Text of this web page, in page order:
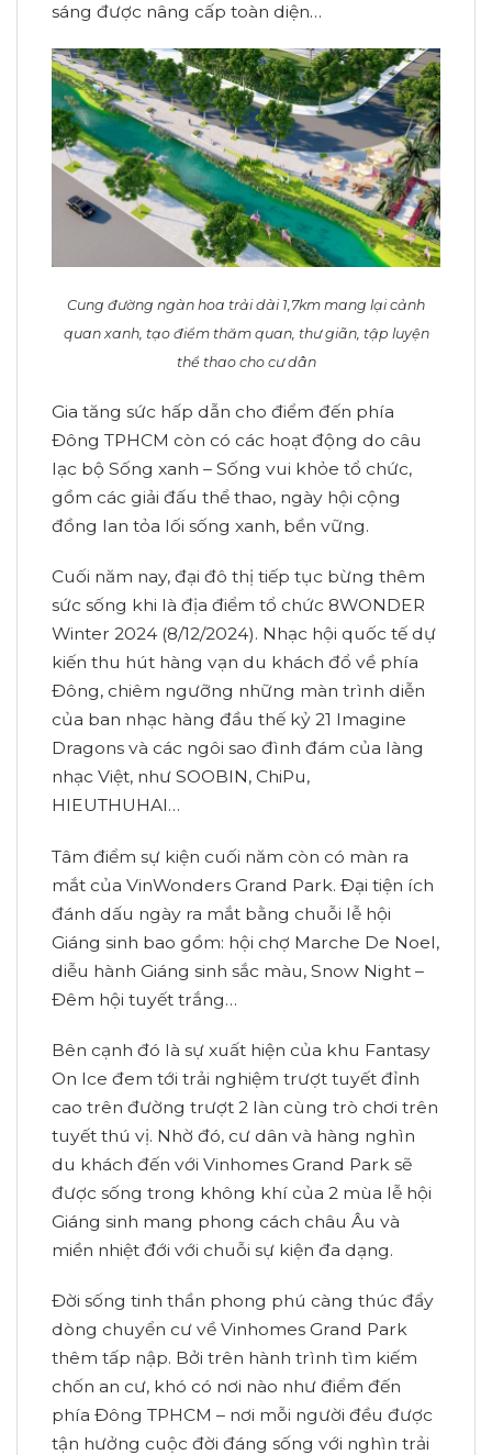
sáng được nâng cấp toàn diện…
Cung đường ngàn hoa trải dài 1,7km mang lại cảnh
quan xanh, tạo điểm thăm quan, thư giãn, tập luyện
thể thao cho cư dân
Gia tăng sức hấp dẫn cho điểm đến phía
Đông TPHCM còn có các hoạt động do câu
lạc bộ Sống xanh – Sống vui khỏe tổ chức,
gồm các giải đấu thể thao, ngày hội cộng
đồng lan tỏa lối sống xanh, bền vững.
Cuối năm nay, đại đô thị tiếp tục bừng thêm
sức sống khi là địa điểm tổ chức 8WONDER
Winter 2024 (8/12/2024). Nhạc hội quốc tế dự
kiến thu hút hàng vạn du khách đổ về phía
Đông, chiêm ngưỡng những màn trình diễn
của ban nhạc hàng đầu thế kỷ 21 Imagine
Dragons và các ngôi sao đình đám của làng
nhạc Việt, như SOOBIN, ChiPu,
HIEUTHUHAI…
Tâm điểm sự kiện cuối năm còn có màn ra
mắt của VinWonders Grand Park. Đại tiện ích
đánh dấu ngày ra mắt bằng chuỗi lễ hội
Giáng sinh bao gồm: hội chợ Marche De Noel,
diễu hành Giáng sinh sắc màu, Snow Night –
Đêm hội tuyết trắng…
Bên cạnh đó là sự xuất hiện của khu Fantasy
On Ice đem tới trải nghiệm trượt tuyết đỉnh
cao trên đường trượt 2 làn cùng trò chơi trên
tuyết thú vị. Nhờ đó, cư dân và hàng nghìn
du khách đến với Vinhomes Grand Park sẽ
được sống trong không khí của 2 mùa lễ hội
Giáng sinh mang phong cách châu Âu và
miền nhiệt đới với chuỗi sự kiện đa dạng.
Đời sống tinh thần phong phú càng thúc đẩy
dòng chuyển cư về Vinhomes Grand Park
thêm tấp nập. Bởi trên hành trình tìm kiếm
chốn an cư, khó có nơi nào như điểm đến
phía Đông TPHCM – nơi mỗi người đều được
tận hưởng cuộc đời đáng sống với nghìn trải